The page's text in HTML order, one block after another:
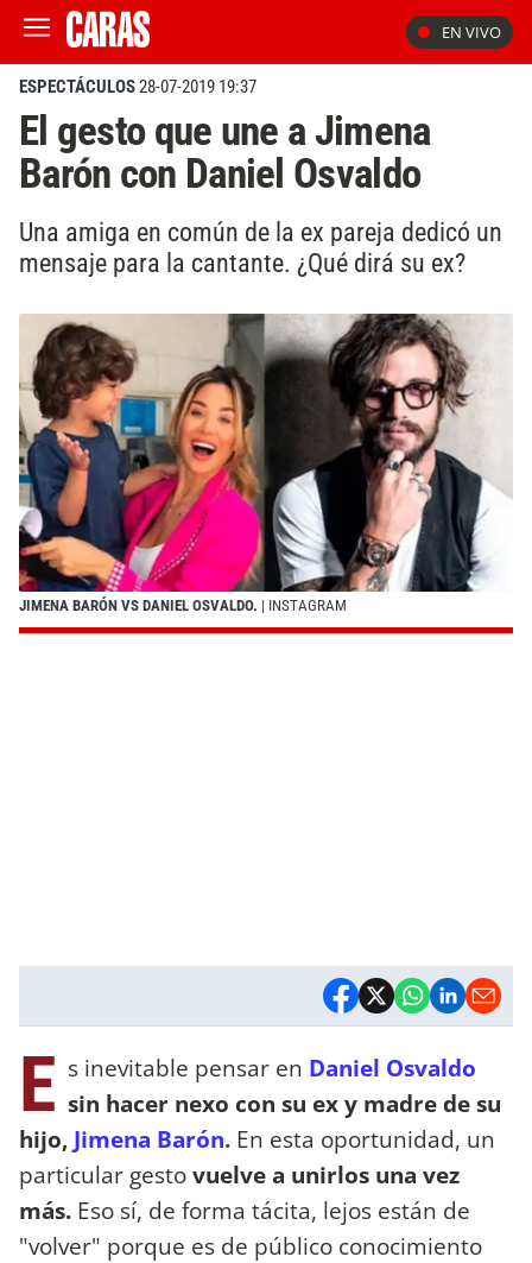
EN VIVO
ESPECTÁCULOS28-07-2019 19:37
El gesto que une a Jimena
Barón con Daniel Osvaldo
Una amiga en común de la ex pareja dedicó un
mensaje para la cantante. ¿Qué dirá su ex?
JIMENA BARÓN VS DANIEL OSVALDO. | INSTAGRAM
E s inevitable pensar en Daniel Osvaldo
sin hacer nexo con su ex y madre de su
hijo, Jimena Barón. En esta oportunidad, un
particular gestovuelve a unirlos una vez
más. Eso sí, de forma tácita, lejos están de
"volver" porque es de público conocimiento